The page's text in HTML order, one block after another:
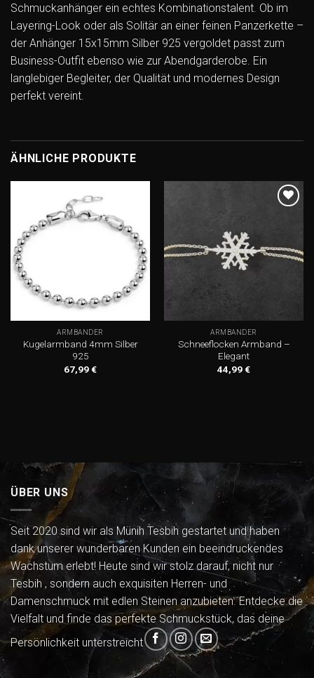
Schmuckanhänger ein echtes Kombinationstalent. Ob im
Layering-Look oder als Solitär an einer feinen Panzerkette –
der Anhänger 15x15mm Silber 925 vergoldet passt zum
Business-Outfit ebenso wie zur Abendgarderobe. Ein
langlebiger Begleiter, der Qualität und modernes Design
perfekt vereint.
ÄHNLICHE PRODUKTE
Add to
wishlist
ARMBÄNDER
Kugelarmband 4mm Silber
925
67,99€
ARMBÄNDER
Schneeflocken Armband –
Elegant
44,99€
ÜBER UNS
Seit 2020 sind wir als Münih Tesbih gestartet und haben
dank unserer wunderbaren Kunden ein beeindruckendes
Wachstum erlebt! Heute sind wir stolz darauf, nicht nur
Tesbih , sondern auch exquisiten Herren- und
Damenschmuck mit edlen Steinen anzubieten. Entdecke die
Vielfalt und finde das perfekte Schmuckstück, das deine
Persönlichkeit unterstreicht